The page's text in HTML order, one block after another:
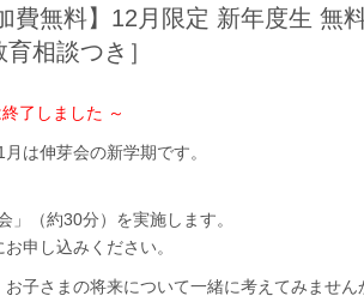
無料】12月限定 新年度生 無
相談つき］
了しました ～
は伸芽会の新学期です。
（約30分）を実施します。
申し込みください。
子さまの将来について一緒に考えてみません